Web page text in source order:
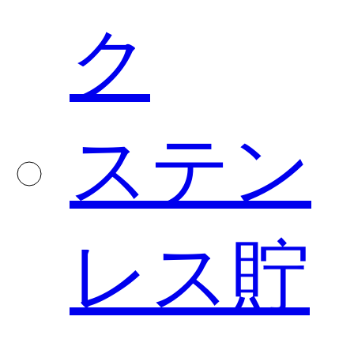
ク
ステン
レス貯